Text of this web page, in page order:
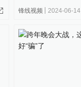
锋线视频 2024-06-14